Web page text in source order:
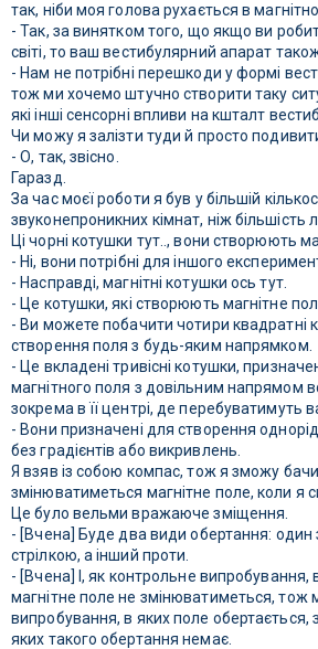
так, ніби моя голова рухається в
- Так, за винятком того, що якщо ви
світі, то ваш вестибулярний апарат
- Нам не потрібні перешкоди у формі
тож ми хочемо штучно створити таку
які інші сенсорні впливи на кшталт
Чи можу я залізти туди й просто
- О, так, звісно.
Гаразд.
За час моєї роботи я був у більшій
звуконепроникних кімнат, ніж більшість
Ці чорні котушки тут.., вони створюють
- Ні, вони потрібні для іншого
- Насправді, магнітні котушки ось тут.
- Це котушки, які створюють магнітне
- Ви можете побачити чотири квадратні
створення поля з будь-яким напрямком.
- Це вкладені тривісні котушки,
магнітного поля з довільним напрямом
зокрема в її центрі, де перебуватимуть
- Вони призначені для створення
без градієнтів або викривлень.
Я взяв із собою компас, тож я зможу
змінюватиметься магнітне поле, коли я
Це було вельми вражаюче зміщення.
- [Вчена] Буде два види обертання: один
стрілкою, а інший проти.
- [Вчена] І, як контрольне випробування,
магнітне поле не змінюватиметься, тож
випробування, в яких поле обертається,
яких такого обертання немає.